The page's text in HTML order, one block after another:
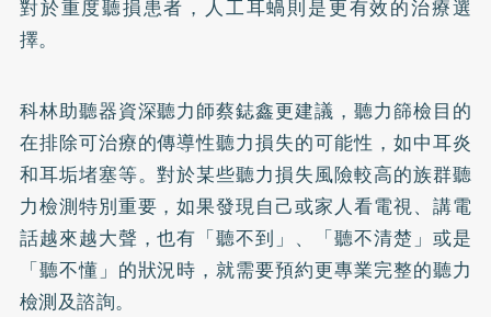
對於重度聽損患者，人工耳蝸則是更有效的治療選
擇。
科林助聽器資深聽力師蔡鋕鑫更建議，聽力篩檢目的
在排除可治療的傳導性聽力損失的可能性，如中耳炎
和耳垢堵塞等。對於某些聽力損失風險較高的族群聽
力檢測特別重要，如果發現自己或家人看電視、講電
話越來越大聲，也有「聽不到」、「聽不清楚」或是
「聽不懂」的狀況時，就需要預約更專業完整的聽力
檢測及諮詢。